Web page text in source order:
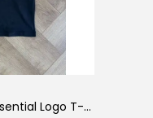
Yeni Sezon Basic Mini Essential Logo T-shirt